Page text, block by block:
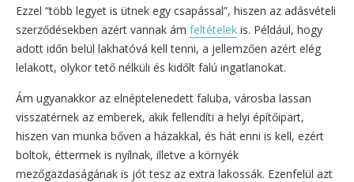
Ezzel “több legyet is ütnek egy csapással”, hiszen az adásvételi
szerződésekben azért vannak ám feltételek is. Például, hogy
adott időn belül lakhatóvá kell tenni, a jellemzően azért elég
lelakott, olykor tető nélküli és kidőlt falú ingatlanokat.
Ám ugyanakkor az elnéptelenedett faluba, városba lassan
visszatérnek az emberek, akik fellendíti a helyi építőipart,
hiszen van munka bőven a házakkal, és hát enni is kell, ezért
boltok, éttermek is nyílnak, illetve a környék
mezőgazdaságának is jót tesz az extra lakossák. Ezenfelül azt